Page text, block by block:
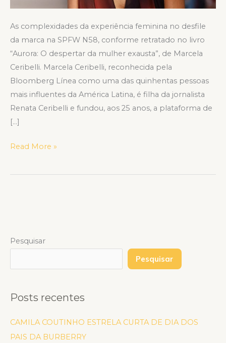
As complexidades da experiência feminina no desfile
da marca na SPFW N58, conforme retratado no livro
“Aurora: O despertar da mulher exausta”, de Marcela
Ceribelli. Marcela Ceribelli, reconhecida pela
Bloomberg Línea como uma das quinhentas pessoas
mais influentes da América Latina, é filha da jornalista
Renata Ceribelli e fundou, aos 25 anos, a plataforma de
[…]
Read More »
Pesquisar
Pesquisar
Posts recentes
CAMILA COUTINHO ESTRELA CURTA DE DIA DOS
PAIS DA BURBERRY